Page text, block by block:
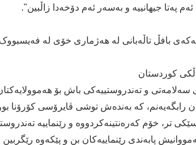
ئەم پەتا جیھانییە و بەسەر ئەم دۆخەدا زاڵبین".
بافڵ تاڵەبانی لە هەژماری خۆی لە
کوردستان
سەلامەتی و تەندروستییەکی باش بۆ
رابگەیەنم، کە بەندەش توشی ڤایرۆسی کۆرۆنا
تر، خۆم کەرەنتینەکردووە و رێنماییە
پابەندی رێنماییەکان بن و پێکەوە